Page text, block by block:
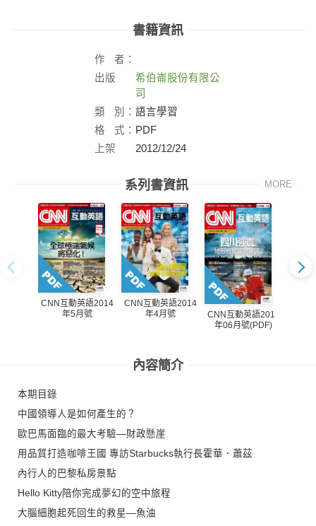
書籍資訊
作
者：
出版
希伯崙股份有限公
司
類
別： 語言學習
格
式： PDF
上架
2012/12/24
系列書資訊 MORE
CNN互動英語2014
年5月號
CNN互動英語2014
年4月號
CNN互動英語2013
年06月號(PDF)
內容簡介
本期目錄
中國領導人是如何產生的？
歐巴馬面臨的最大考驗—財政懸崖
用品質打造咖啡王國 專訪Starbucks執行長霍華．蕭茲
內行人的巴黎私房景點
Hello Kitty陪你完成夢幻的空中旅程
大腦細胞起死回生的救星—魚油